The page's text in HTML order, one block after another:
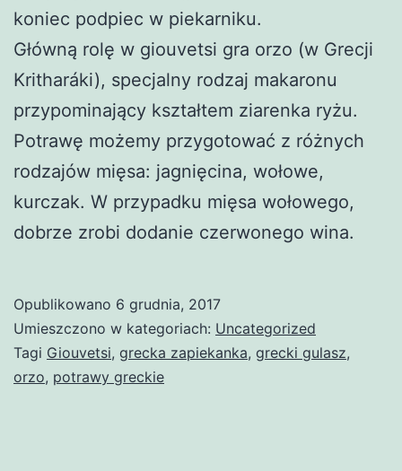
koniec podpiec w piekarniku.
Główną rolę w giouvetsi gra orzo (w Grecji
Kritharáki), specjalny rodzaj makaronu
przypominający kształtem ziarenka ryżu.
Potrawę możemy przygotować z różnych
rodzajów mięsa: jagnięcina, wołowe,
kurczak. W przypadku mięsa wołowego,
dobrze zrobi dodanie czerwonego wina.
Opublikowano 6 grudnia, 2017
Umieszczono w kategoriach: Uncategorized
Tagi Giouvetsi, grecka zapiekanka, grecki gulasz,
orzo, potrawy greckie